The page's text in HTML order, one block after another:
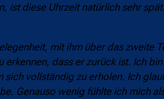
ist diese Uhrzeit natürlich sehr
mit ihm über das zweite
dass er zurück ist. Ich
vollständig zu erholen. Ich
Genauso wenig fühlte ich mich